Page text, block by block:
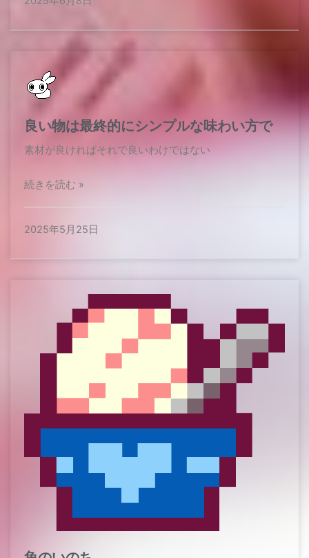
良い物は最終的にシンプルな味わい方で
素材が良ければそれで良いわけではない​
続きを読む »
2025年5月25日